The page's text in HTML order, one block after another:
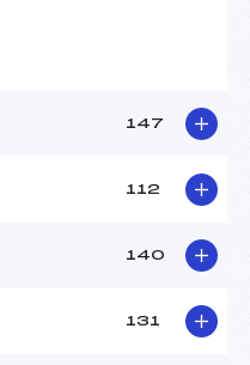
147
112
140
131